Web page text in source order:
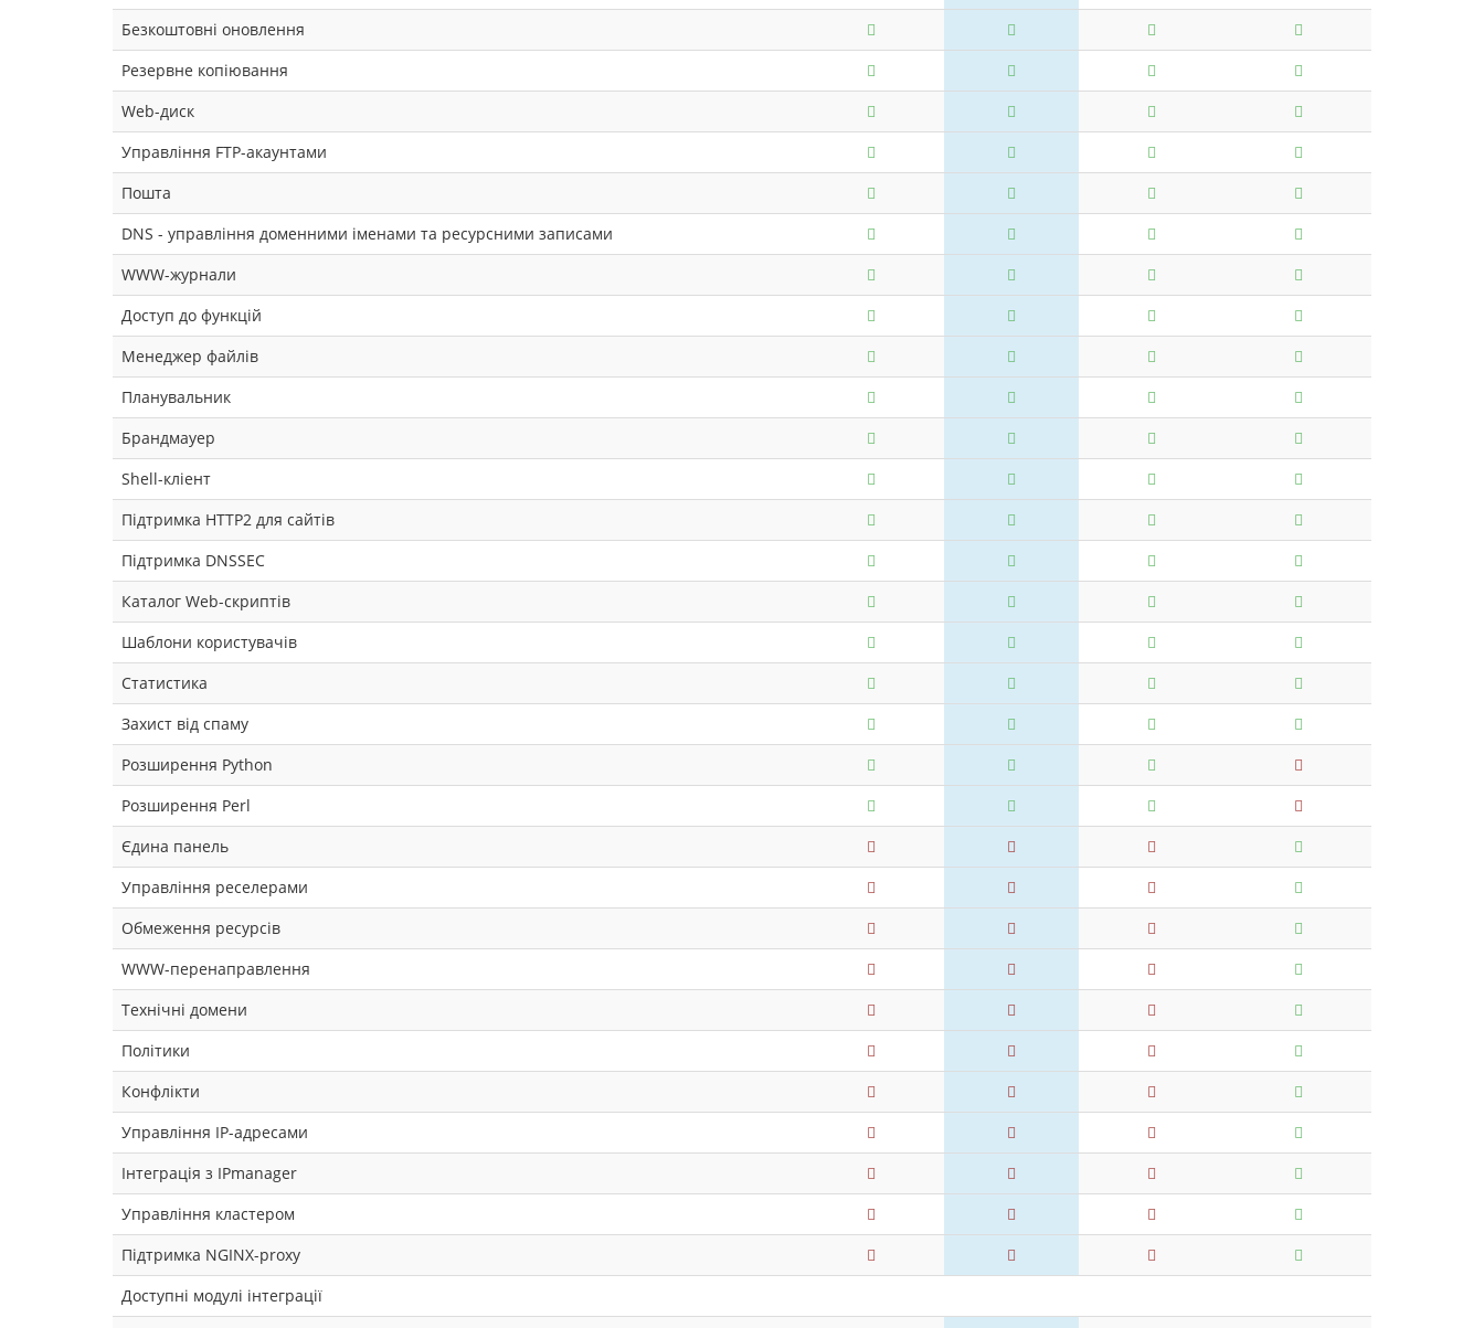
Безкоштовні оновлення
Резервне копіювання
Web-диск
Управління FTP-акаунтами
Пошта
DNS - управління доменними іменами та ресурсними записами
WWW-журнали
Доступ до функцій
Менеджер файлів
Планувальник
Брандмауер
Shell-кліент
Підтримка HTTP2 для сайтів
Підтримка DNSSEC
Каталог Web-скриптів
Шаблони користувачів
Статистика
Захист від спаму
Розширення Python
Розширення Perl
Єдина панель
Управління реселерами
Обмеження ресурсів
WWW-перенаправлення
Технічні домени
Політики
Конфлікти
Управління IP-адресами
Інтеграція з IPmanager
Управління кластером
Підтримка NGINX-proxy
Доступні модулі інтеграції